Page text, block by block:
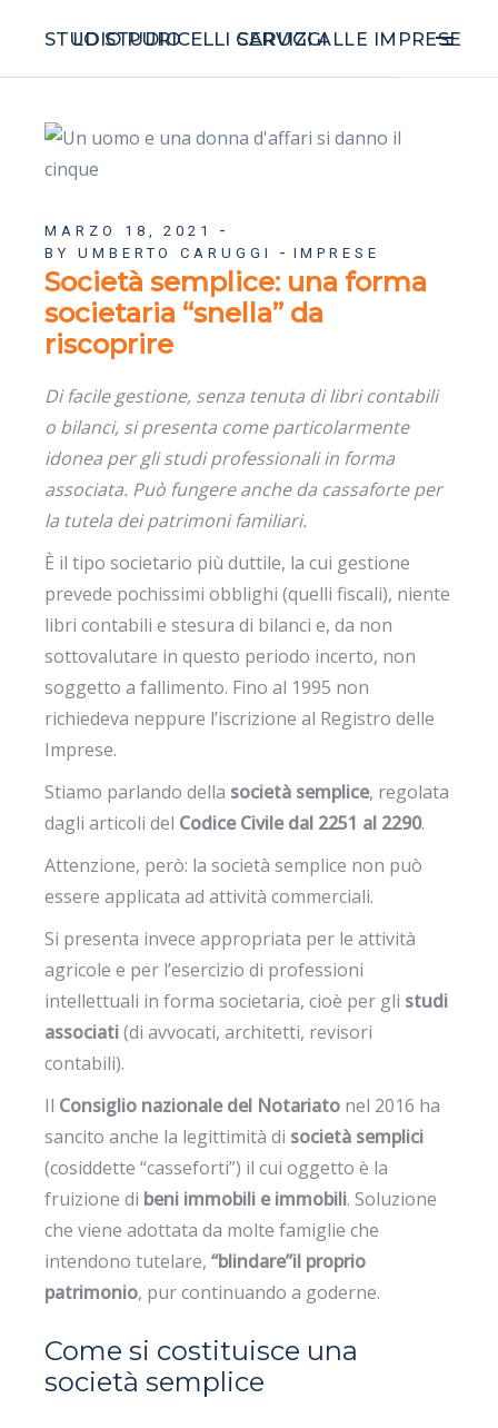
STUDIO PURICELLI CARUGGI
LO STUDIO SERVIZI ALLE IMPRESE
MARZO 18, 2021
BY UMBERTO CARUGGI
IMPRESE
Società semplice: una forma
societaria “snella” da
riscoprire
Di facile gestione, senza tenuta di libri contabili
o bilanci, si presenta come particolarmente
idonea per gli studi professionali in forma
associata. Può fungere anche da cassaforte per
la tutela dei patrimoni familiari.
È il tipo societario più duttile, la cui gestione
prevede pochissimi obblighi (quelli fiscali), niente
libri contabili e stesura di bilanci e, da non
sottovalutare in questo periodo incerto, non
soggetto a fallimento. Fino al 1995 non
richiedeva neppure l’iscrizione al Registro delle
Imprese.
Stiamo parlando della società semplice, regolata
dagli articoli del Codice Civile dal 2251 al 2290.
Attenzione, però: la società semplice non può
essere applicata ad attività commerciali.
Si presenta invece appropriata per le attività
agricole e per l’esercizio di professioni
intellettuali in forma societaria, cioè per gli studi
associati(di avvocati, architetti, revisori
contabili).
Il Consiglio nazionale del Notariato nel 2016 ha
sancito anche la legittimità di società semplici
(cosiddette “casseforti”) il cui oggetto è la
fruizione di beni immobili e immobili. Soluzione
che viene adottata da molte famiglie che
intendono tutelare,“blindare”il proprio
patrimonio, pur continuando a goderne.
Come si costituisce una
società semplice